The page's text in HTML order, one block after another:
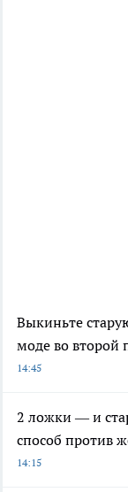
Выкиньте
моде во второй
14:45
2 ложки — и
способ против
14:15